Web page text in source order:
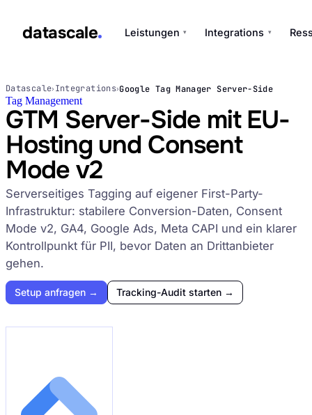
datascale Leistungen ▾ Integrations ▾
Leistungen ▾
Integrations ▾
Audit Sprint anfragen
Datascale› Integrations›Google Tag Manager Server-Side
Tag Management
GTM Server-Side mit EU-
Hosting und Consent
Mode v2
Serverseitiges Tagging auf eigener First-Party-
Infrastruktur: stabilere Conversion-Daten, Consent
Mode v2, GA4, Google Ads, Meta CAPI und ein klarer
Kontrollpunkt für PII, bevor Daten an Drittanbieter
gehen.
Setup anfragen → Tracking-Audit starten →